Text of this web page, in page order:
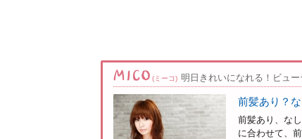
(ミーコ) 明日きれいになれる！ビュ
前髪あり？
前髪あり、な
に合わせて、